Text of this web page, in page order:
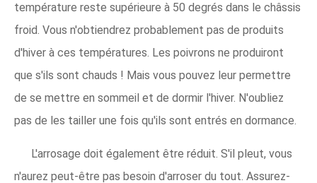
température reste supérieure à 50 degrés dans le châssis
froid. Vous n'obtiendrez probablement pas de produits
d'hiver à ces températures. Les poivrons ne produiront
que s'ils sont chauds ! Mais vous pouvez leur permettre
de se mettre en sommeil et de dormir l'hiver. N'oubliez
pas de les tailler une fois qu'ils sont entrés en dormance.
L'arrosage doit également être réduit. S'il pleut, vous
n'aurez peut-être pas besoin d'arroser du tout. Assurez-